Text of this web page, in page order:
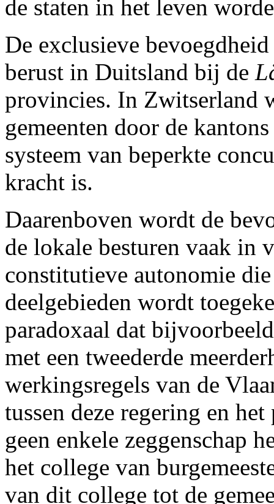
de staten in het leven
De exclusieve
berust in Duitsland bij de
provincies. In Zwitserland
gemeenten door de
systeem van beperkte
kracht is.
Daarenboven wordt de
de lokale besturen vaak in
constitutieve autonomie
deelgebieden wordt
paradoxaal dat
met een tweederde
werkingsregels van de
tussen deze regering en
geen enkele zeggenschap
het college van
van dit college tot de